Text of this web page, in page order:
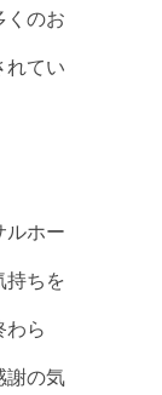
くのお
れてい
ルホー
持ちを
ら
謝の気